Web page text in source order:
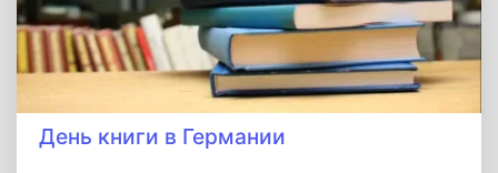
День книги в Германии